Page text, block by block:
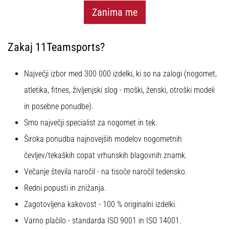
More
Pripravi
ženski
EURO
uradnimi
dresi
kopačkami
znamk
adidas
Zanima me
Zakaj 11Teamsports?
Največji izbor med 300 000 izdelki, ki so na zalogi (nogomet,
atletika, fitnes, življenjski slog - moški, ženski, otroški modeli
in posebne ponudbe).
Smo največji specialist za nogomet in tek.
Široka ponudba najnovejših modelov nogometnih
čevljev/tekaških copat vrhunskih blagovnih znamk.
Večanje števila naročil - na tisoče naročil tedensko.
Redni popusti in znižanja.
Zagotovljena kakovost - 100 % originalni izdelki.
Varno plačilo - standarda ISO 9001 in ISO 14001.